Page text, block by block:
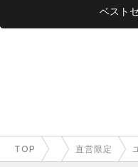
ベスト
TOP 直営限定